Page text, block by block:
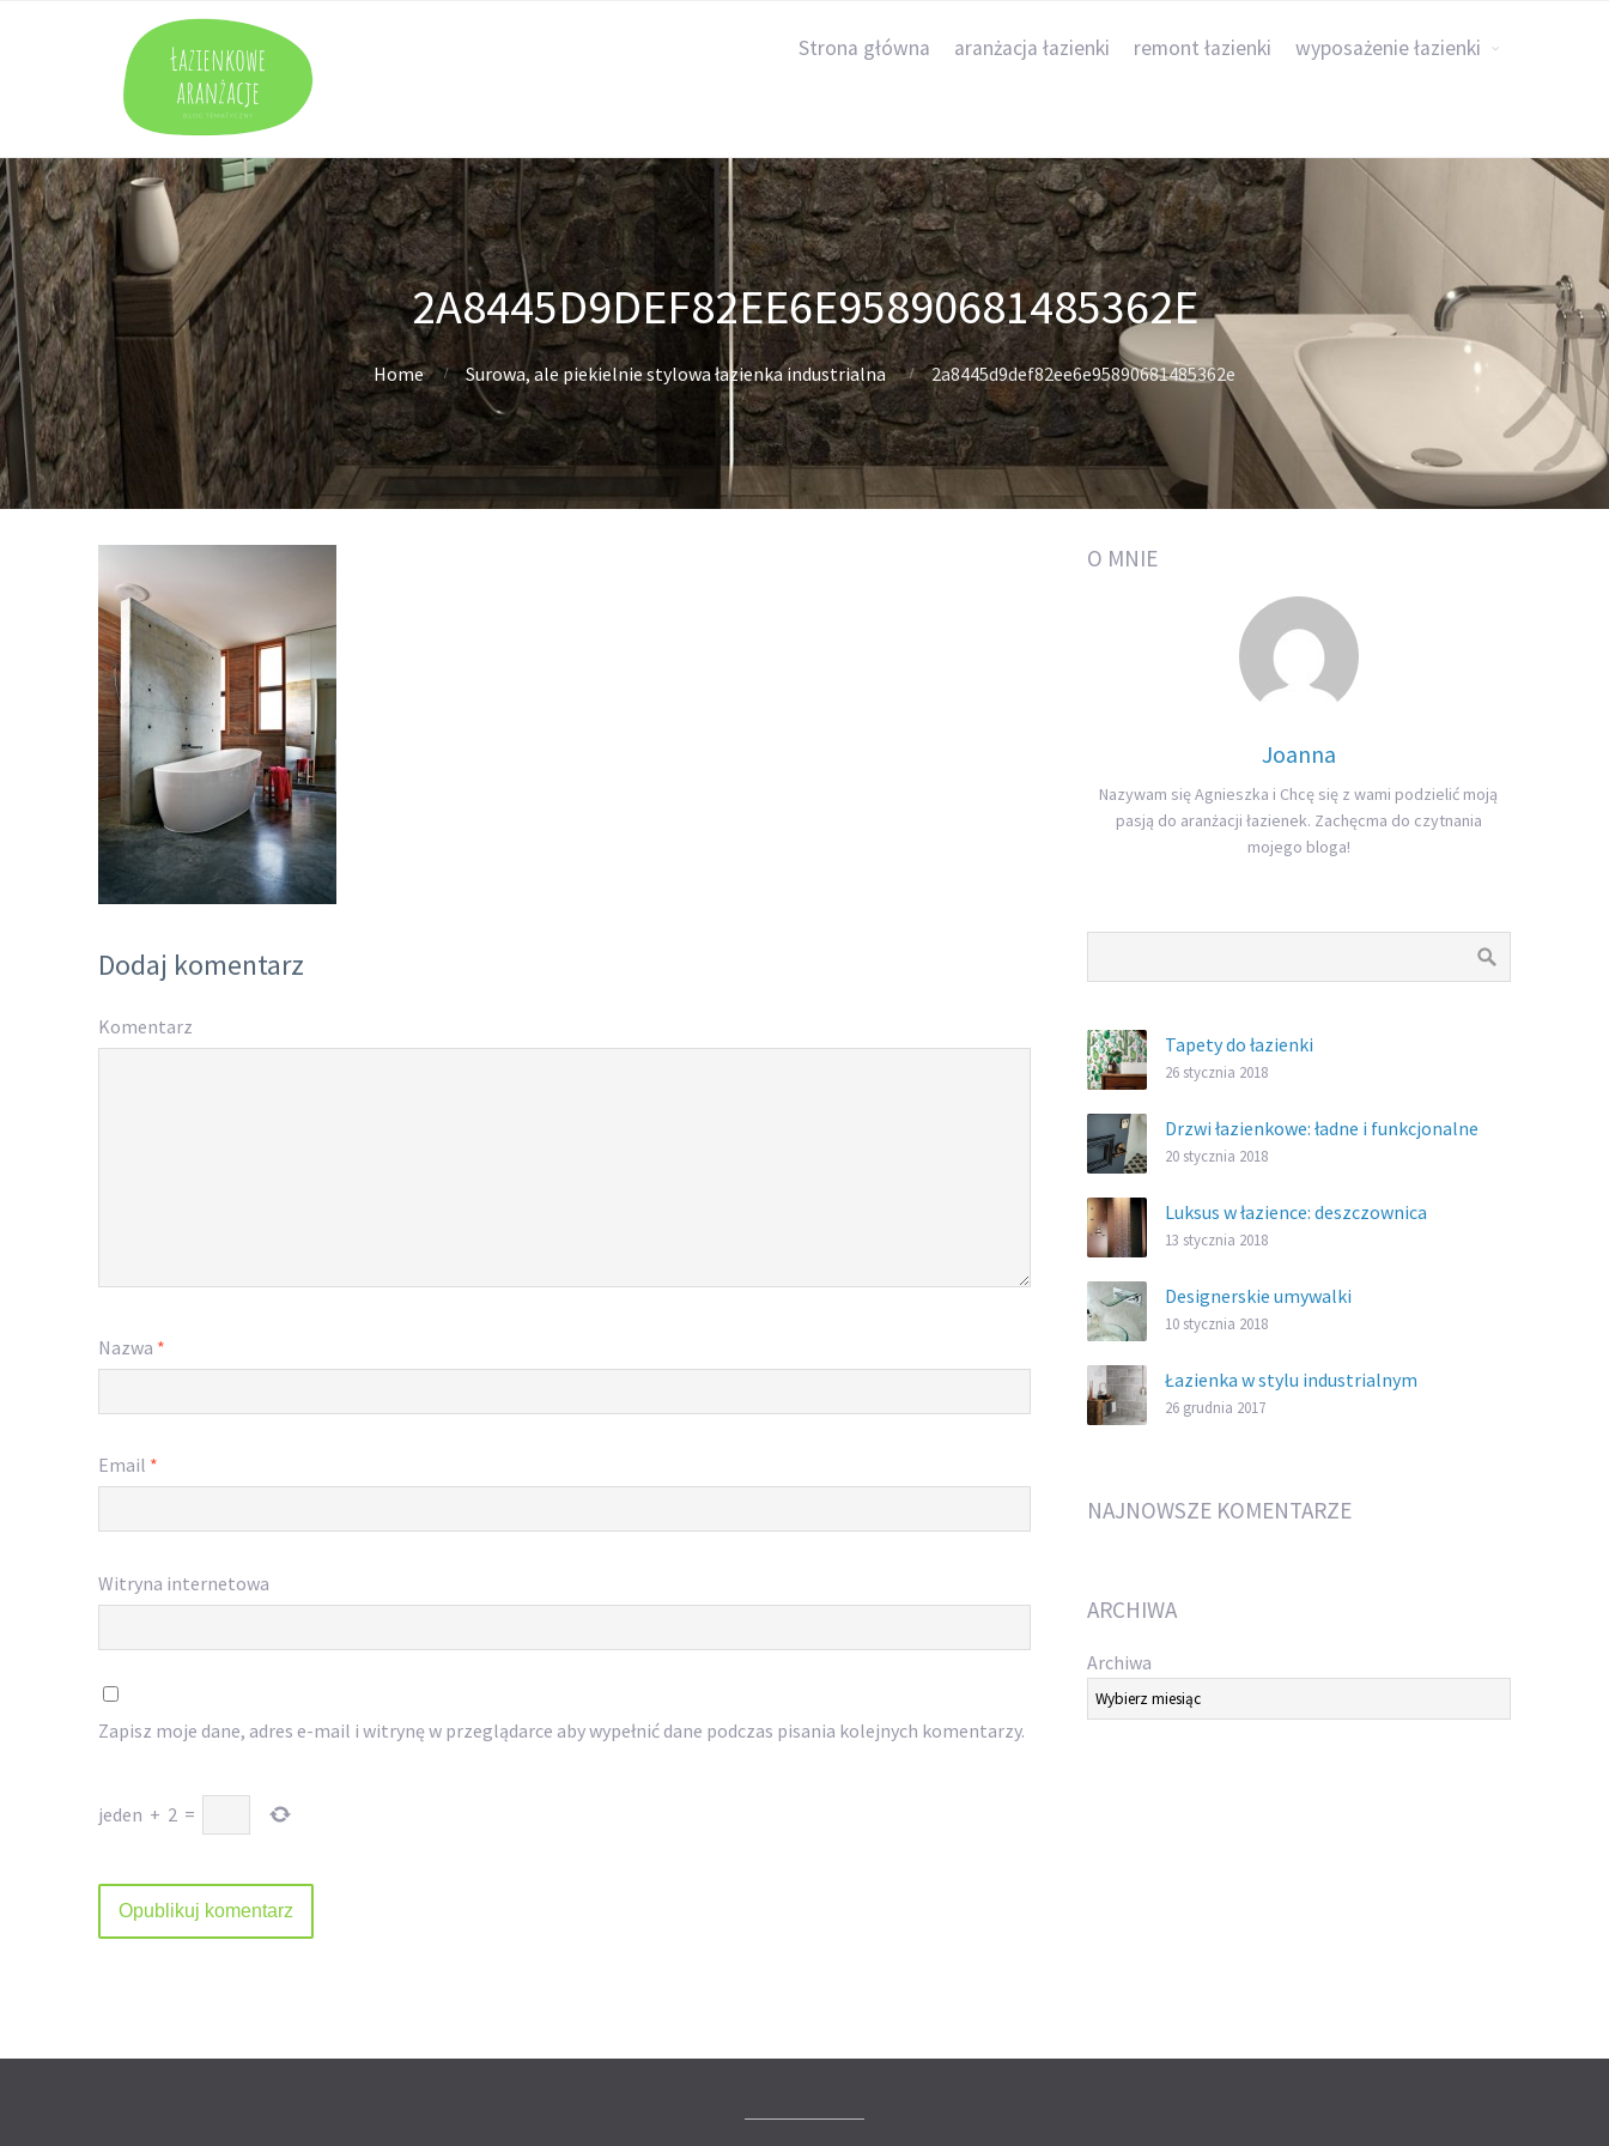
Strona główna aranżacja łazienki remont łazienki wyposażenie łazienki
2A8445D9DEF82EE6E95890681485362E
Home Surowa, ale piekielnie stylowa łazienka industrialna 2a8445d9def82ee6e95890681485362e
Dodaj komentarz
Komentarz
Nazwa *
Email *
Witryna internetowa
Zapisz moje dane, adres e-mail i witrynę w przeglądarce aby wypełnić dane podczas pisania kolejnych komentarzy.
jeden + 2 =
O MNIE
Joanna
Nazywam się Agnieszka i Chcę się z wami podzielić moją
pasją do aranżacji łazienek. Zachęcma do czytnania
mojego bloga!
Tapety do łazienki
26 stycznia 2018
Drzwi łazienkowe: ładne i funkcjonalne
20 stycznia 2018
Luksus w łazience: deszczownica
13 stycznia 2018
Designerskie umywalki
10 stycznia 2018
Łazienka w stylu industrialnym
26 grudnia 2017
NAJNOWSZE KOMENTARZE
ARCHIWA
Archiwa